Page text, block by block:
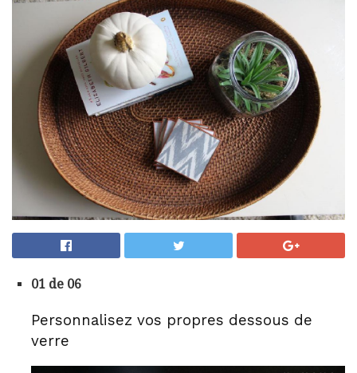
01 de 06
Personnalisez vos propres dessous de
verre